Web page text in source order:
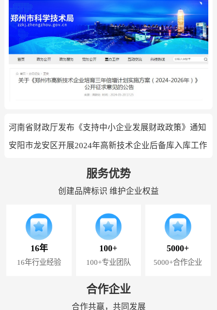
河南省财政厅发布《支持中小企业发展财政政策》通知
安阳市龙安区开展2024年高新技术企业后备库入库工作
服务优势
创建品牌标识 维护企业权益
16年
16年行业经验
100+
100+专业团队
5000+
5000+合作企业
合作企业
合作共赢，共同发展